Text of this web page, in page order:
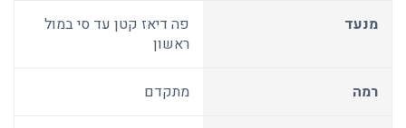
מנעד
פה דיאז קטן עד סי במול
ראשון
רמה מתקדם